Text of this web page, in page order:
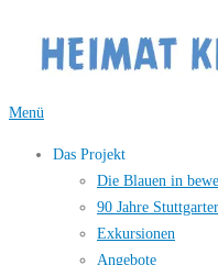
Inhalt
springen
Menü
Das Projekt
Die Blauen in
90 Jahre
Exkursionen
Angebote